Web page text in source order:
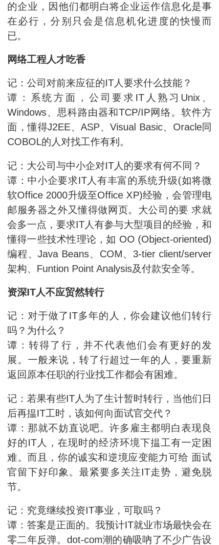
的企业，因他们都明白将企业运作信息化是事
在必行，分别只会是信息机化进度的快慢而
已。
网络工程人才吃香
记：公司对前来应征的IT人要求什么技能？
谭：系统方面，公司要求IT人熟习Unix、
Windows、思科路由器和TCP/IP网络。软件方
面，懂得J2EE、ASP、Visual Basic、Oracle同
COBOL的人对找工作有利。
记：大公司与中小企对IT人的要求有何不同？
谭：中小企要求IT人有丰富的系统升级(如将微
软Office 2000升级至Office XP)经验，会管理电
邮服务器之外又懂得做网页。大公司的要 求就
会多一点，要求IT人有参与大型项目的经验，和
懂得一些技术性理论，如 OO (Object-oriented)
编程、Java Beans、COM、3-tier client/server
架构、Funtion Point Analysis及付款安全等。
资深IT人不应贸然转行
记：对于做了IT多年的人，你会建议他们转行
吗？为什么？
谭：转得了行，并不代表他们会有更好的发
展。一般来说，转了行超过一年的人，要重新
返回原本任职的行业找工作都会有困难。
记：若果有些IT人为了生计暂时转行，当他们日
后再揾IT工时，该如何向面试官交代？
谭：那就不妨直说吧。许多雇主都明白表现良
好的IT人，在现时的经济环境下揾工有一定困
难。而且，你的诚实和逆境应变能力可给 面试
官留下好印象。最紧要多关注IT走势，避免脱
节。
记：究竟继续投资IT事业，可取吗？
谭：答案是正面的。我预计IT就业市场最快会在
零二年反弹。dot-com潮的确吸吶了不少广告设